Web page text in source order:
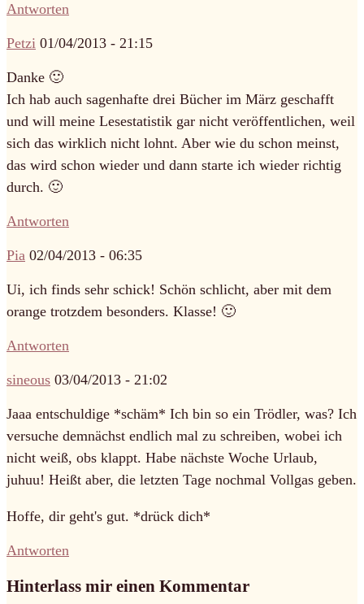
Antworten
Petzi 01/04/2013 - 21:15
Danke 🙂
Ich hab auch sagenhafte drei Bücher im März geschafft
und will meine Lesestatistik gar nicht veröffentlichen, weil
sich das wirklich nicht lohnt. Aber wie du schon meinst,
das wird schon wieder und dann starte ich wieder richtig
durch. 🙂
Antworten
Pia 02/04/2013 - 06:35
Ui, ich finds sehr schick! Schön schlicht, aber mit dem
orange trotzdem besonders. Klasse! 🙂
Antworten
sineous 03/04/2013 - 21:02
Jaaa entschuldige *schäm* Ich bin so ein Trödler, was? Ich
versuche demnächst endlich mal zu schreiben, wobei ich
nicht weiß, obs klappt. Habe nächste Woche Urlaub,
juhuu! Heißt aber, die letzten Tage nochmal Vollgas geben.
Hoffe, dir geht's gut. *drück dich*
Antworten
Hinterlass mir einen Kommentar